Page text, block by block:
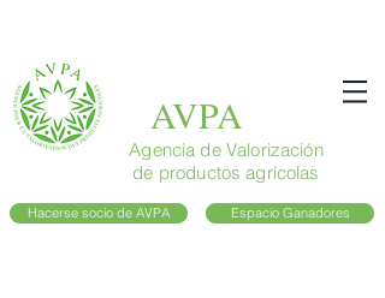
AVPA
Agencia de Valorización
de productos agrícolas
Hacerse socio de AVPA Espacio Ganadores